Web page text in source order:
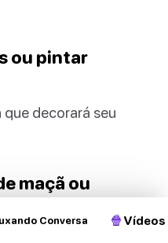
ou pintar
decorará seu
maçã ou
em seus desejos
Conversa 🍿 Vídeos